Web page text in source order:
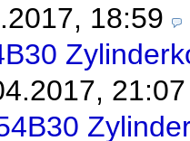
18:59
21:07